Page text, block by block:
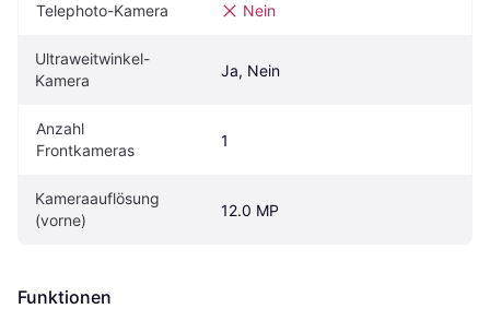
Telephoto-Kamera Nein
Ultraweitwinkel-
Kamera
Ja, Nein
Anzahl
Frontkameras
1
Kameraauflösung
(vorne)
12.0 MP
Funktionen